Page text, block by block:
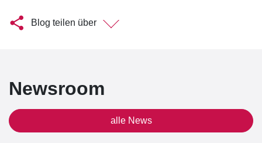
Blog teilen über
Newsroom
alle News